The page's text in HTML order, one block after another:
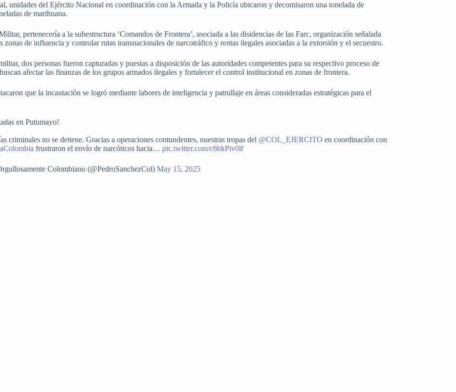
unidades del Ejército Nacional en coordinación con la Armada y la Policía ubicaron y decomisaron una tonelada de
de marihuana.
pertenecería a la subestructura ‘Comandos de Frontera’, asociada a las disidencias de las Farc, organización señalada
zonas de influencia y controlar rutas transnacionales de narcotráfico y rentas ilegales asociadas a la extorsión y el secuestro.
dos personas fueron capturadas y puestas a disposición de las autoridades competentes para su respectivo proceso de
afectar las finanzas de los grupos armados ilegales y fortalecer el control institucional en zonas de frontera.
que la incautación se logró mediante labores de inteligencia y patrullaje en áreas consideradas estratégicas para el
en Putumayo!
criminales no se detiene. Gracias a operaciones contundentes, nuestras tropas del @COL_EJERCITO en coordinación con
frustraron el envío de narcóticos hacia…pic.twitter.com/c6bkPiv0lf
Colombiano (@PedroSanchezCol)May 15, 2025